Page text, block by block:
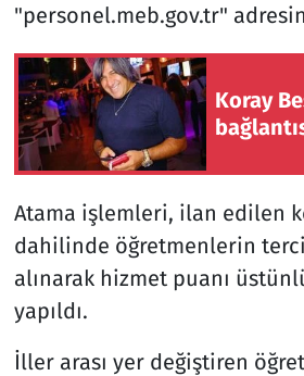
"personel.meb.gov.tr"
Koray
Atama işlemleri, ilan edilen
dahilinde öğretmenlerin
alınarak hizmet puanı
yapıldı.
İller arası yer değiştiren
Teknoloji ve Bilim
Televizyon